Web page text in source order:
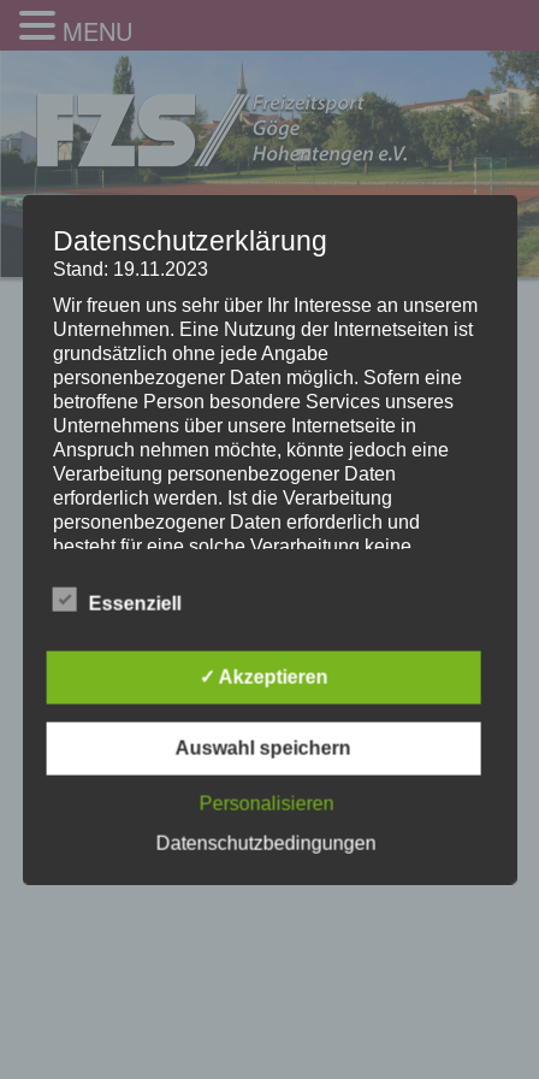
MENU
Datenschutzerklärung
Stand: 19.11.2023
Wir freuen uns sehr über Ihr Interesse an unserem
Unternehmen. Eine Nutzung der Internetseiten ist
grundsätzlich ohne jede Angabe
personenbezogener Daten möglich. Sofern eine
betroffene Person besondere Services unseres
Unternehmens über unsere Internetseite in
Anspruch nehmen möchte, könnte jedoch eine
Verarbeitung personenbezogener Daten
erforderlich werden. Ist die Verarbeitung
personenbezogener Daten erforderlich und
besteht für eine solche Verarbeitung keine
Einwilligung der betroffenen Person ein.
beispielsweise des Namens, der Anschrift, E-Mail-
Adresse oder Telefonnummer einer betroffenen
Person, erfolgt stets im Einklang mit der
Datenschutz-Grundverordnung und in
Übereinstimmung mit den für uns geltenden
landesspezifischen Datenschutzbestimmungen.
Mittels dieser Datenschutzerklärung möchte unser
und Zweck der von uns erhobenen, genutzten und
Essenziell
✓ Akzeptieren
Auswahl speichern
Personalisieren
Datenschutzbedingungen